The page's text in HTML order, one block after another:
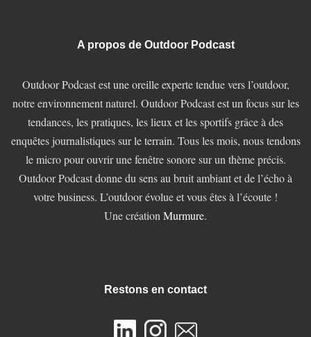
A propos de Outdoor Podcast
Outdoor Podcast est une oreille experte tendue vers l’outdoor,
notre environnement naturel. Outdoor Podcast est un focus sur les
tendances, les pratiques, les lieux et les sportifs grâce à des
enquêtes journalistiques sur le terrain. Tous les mois, nous tendons
le micro pour ouvrir une fenêtre sonore sur un thème précis.
Outdoor Podcast donne du sens au bruit ambiant et de l’écho à
votre business. L’outdoor évolue et vous êtes à l’écoute !
Une création Murmure.
Restons en contact